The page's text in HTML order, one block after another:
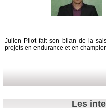
Julien Pilot fait son bilan de la
projets en endurance et en
Les